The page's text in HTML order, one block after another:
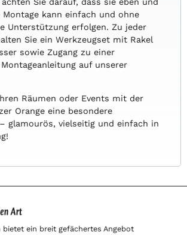
kann einfach und ohne
Unterstützung erfolgen. Zu jeder
Sie ein Werkzeugset mit Rakel
sowie Zugang zu einer
auf unserer
Räumen oder Events mit der
Orange eine besondere
glamourös, vielseitig und einfach in
bietet ein breit gefächertes Angebot